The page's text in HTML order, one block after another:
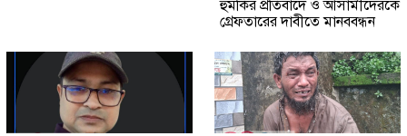
হুমকির প্রতিবাদে ও আসামীদেরকে
গ্রেফতারের দাবীতে মানববন্ধন